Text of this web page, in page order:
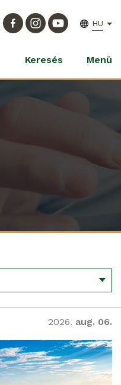
HU
Keresés Menü
2026. aug. 06.